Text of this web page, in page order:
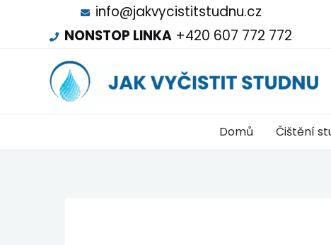
info@jakvycistitstudnu.cz
NONSTOP LINKA +420 607 772 772
Domů Čištění